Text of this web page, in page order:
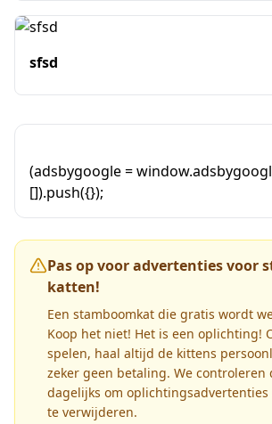
sfsd
(adsbygoogle =
[]).push({});
Pas op voor advertenties voor
katten!
Een stamboomkat die gratis wordt
Koop het niet! Het is een oplichting!
spelen, haal altijd de kittens
zeker geen betaling. We controleren
dagelijks om oplichtingsadvertenties
te verwijderen.